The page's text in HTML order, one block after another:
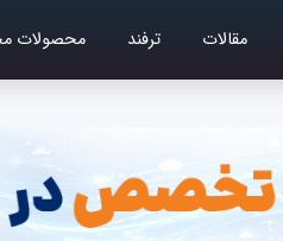
مقالات ترفند محصولات